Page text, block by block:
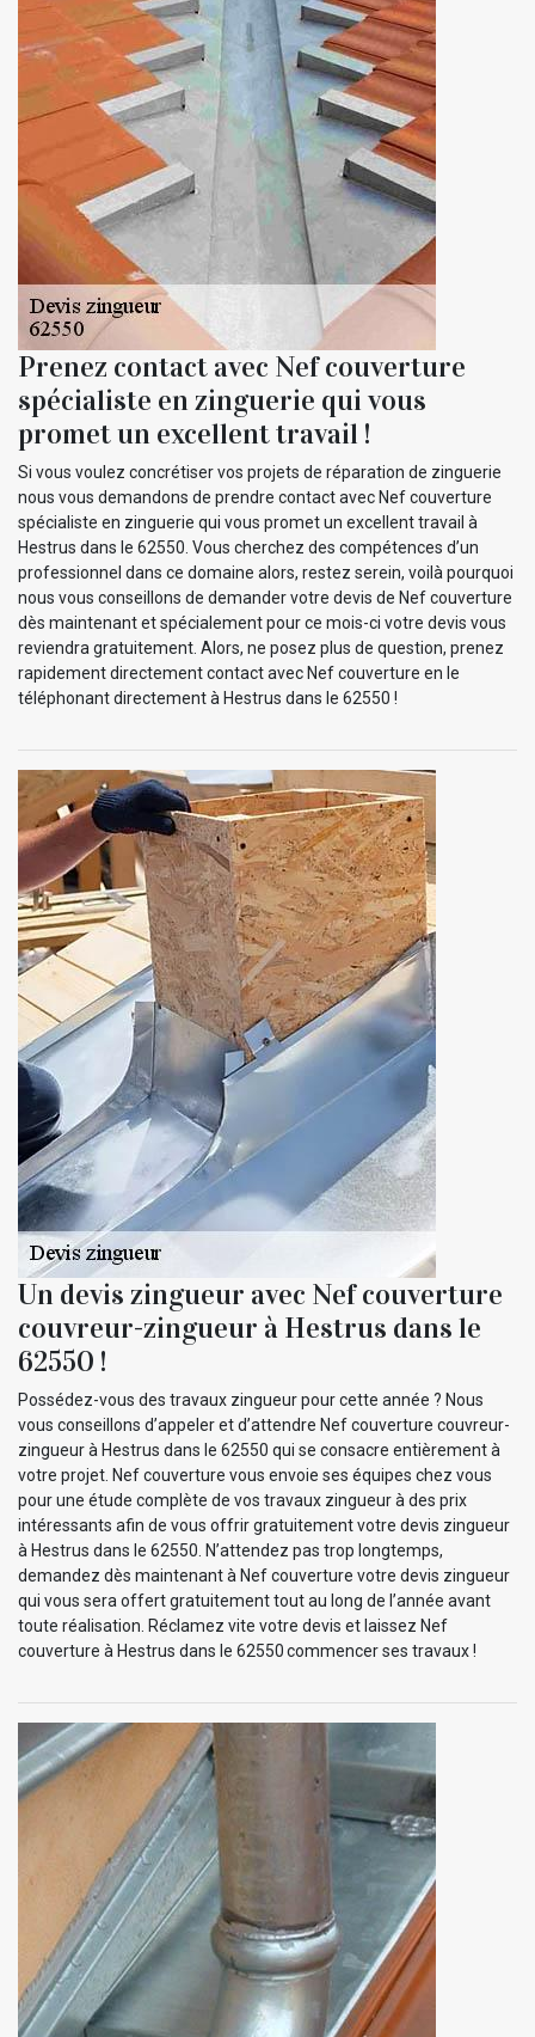
Prenez contact avec Nef couverture
spécialiste en zinguerie qui vous
promet un excellent travail !
Si vous voulez concrétiser vos projets de réparation de zinguerie
nous vous demandons de prendre contact avec Nef couverture
spécialiste en zinguerie qui vous promet un excellent travail à
Hestrus dans le 62550. Vous cherchez des compétences d’un
professionnel dans ce domaine alors, restez serein, voilà pourquoi
nous vous conseillons de demander votre devis de Nef couverture
dès maintenant et spécialement pour ce mois-ci votre devis vous
reviendra gratuitement. Alors, ne posez plus de question, prenez
rapidement directement contact avec Nef couverture en le
téléphonant directement à Hestrus dans le 62550 !
Un devis zingueur avec Nef couverture
couvreur-zingueur à Hestrus dans le
62550 !
Possédez-vous des travaux zingueur pour cette année ? Nous
vous conseillons d’appeler et d’attendre Nef couverture couvreur-
zingueur à Hestrus dans le 62550 qui se consacre entièrement à
votre projet. Nef couverture vous envoie ses équipes chez vous
pour une étude complète de vos travaux zingueur à des prix
intéressants afin de vous offrir gratuitement votre devis zingueur
à Hestrus dans le 62550. N’attendez pas trop longtemps,
demandez dès maintenant à Nef couverture votre devis zingueur
qui vous sera offert gratuitement tout au long de l’année avant
toute réalisation. Réclamez vite votre devis et laissez Nef
couverture à Hestrus dans le 62550 commencer ses travaux !